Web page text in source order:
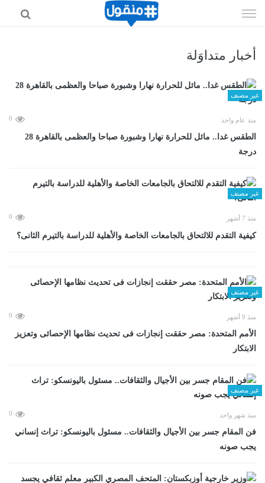
الى
أخبار متداوَلة
غير مصنف
منذ عام واحد 0
الطقس غدا.. مائل للحرارة نهارا وشبورة صباحا والعظمى بالقاهرة 28
درجة
غير مصنف
منذ 7 أشهر 0
كيفية التقدم للالتحاق بالجامعات الخاصة والأهلية للدراسة بالتيرم الثانى؟
غير مصنف
منذ 9 أشهر 0
الأمم المتحدة: مصر حققت إنجازات فى تحديث نظامها الإحصائى وتعزيز
الابتكار
غير مصنف
منذ شهر واحد 0
فن المقام جسر بين الأجيال والثقافات.. مسئول باليونسكو: تراث إنساني
يجب صونه